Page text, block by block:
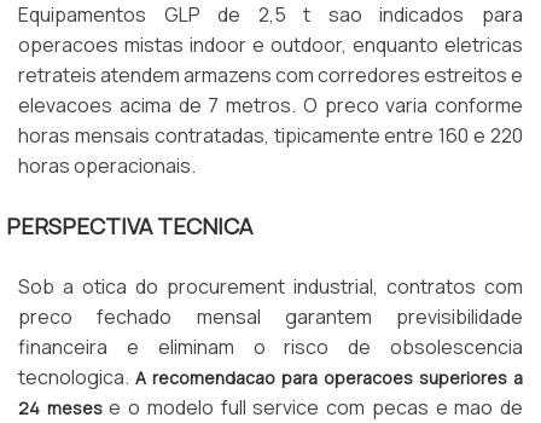
Equipamentos GLP de 2,5 t sao indicados para
operacoes mistas indoor e outdoor, enquanto eletricas
retrateis atendem armazens com corredores estreitos e
elevacoes acima de 7 metros. O preco varia conforme
horas mensais contratadas, tipicamente entre 160 e 220
horas operacionais.
PERSPECTIVA TECNICA
Sob a otica do procurement industrial, contratos com
preco fechado mensal garantem previsibilidade
financeira e eliminam o risco de obsolescencia
tecnologica. A recomendacao para operacoes superiores a
24 mesese o modelo full service com pecas e mao de